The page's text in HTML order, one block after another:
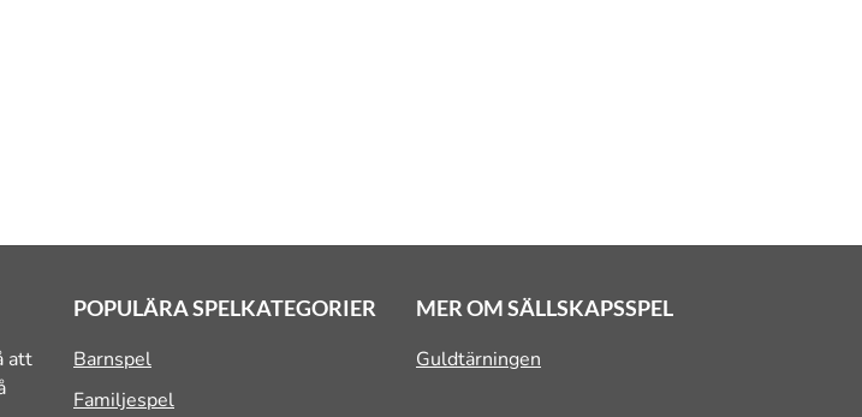
att
POPULÄRA SPELKATEGORIER
Barnspel
Familjespel
MER OM SÄLLSKAPSSPEL
Guldtärningen